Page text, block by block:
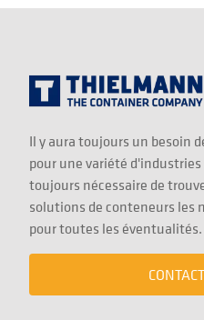
Il y aura toujours un besoin
pour une variété
toujours nécessaire de
solutions de conteneurs les
pour toutes les éventualités.